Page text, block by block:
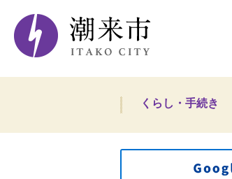
くらし・手続き